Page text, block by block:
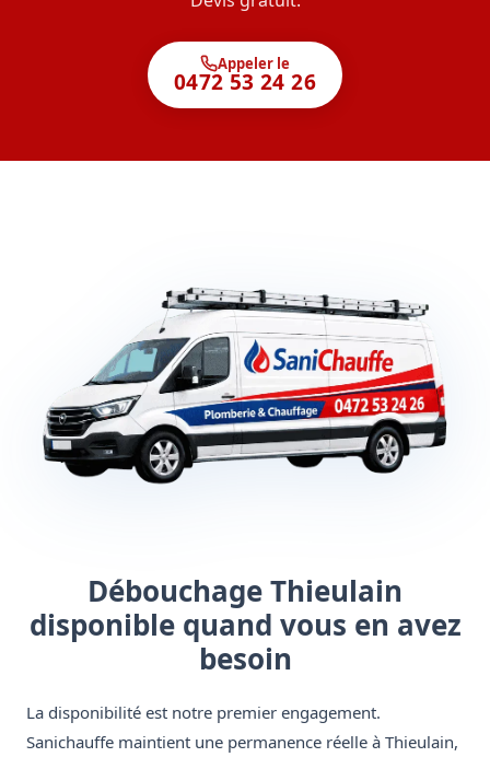
Appeler le
0472 53 24 26
Débouchage Thieulain
disponible quand vous en avez
besoin
La disponibilité est notre premier engagement.
Sanichauffe maintient une permanence réelle à Thieulain,